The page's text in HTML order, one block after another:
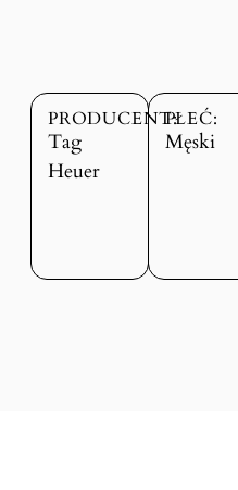
PRODUCENT:
Tag
Heuer
PŁEĆ:
Męski